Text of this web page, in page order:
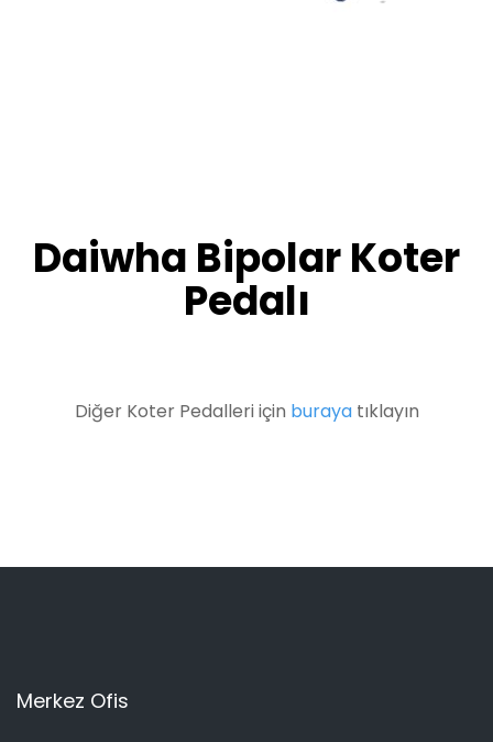
Daiwha Bipolar Koter
Pedalı
Diğer Koter Pedalleri için buraya tıklayın
Merkez Ofis